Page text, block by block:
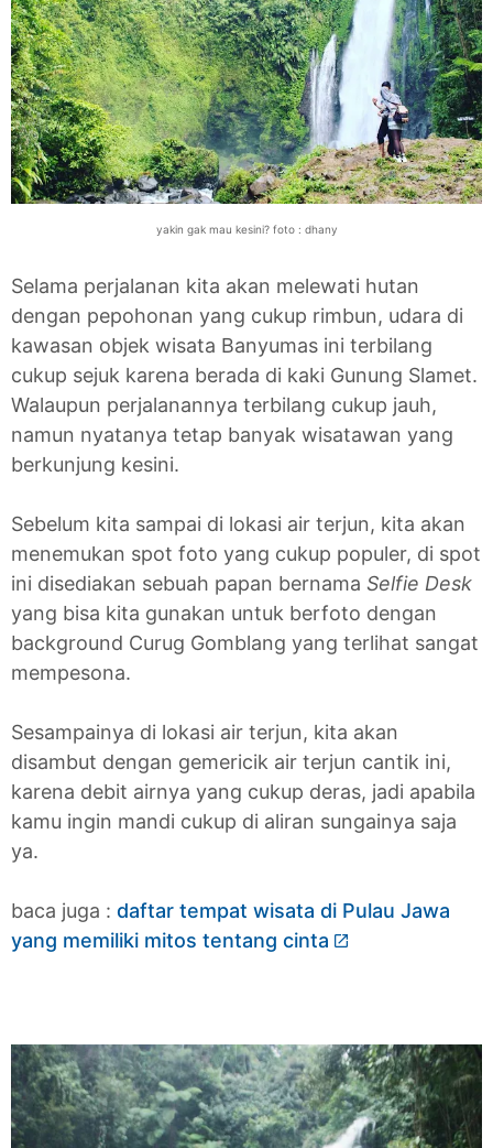
yakin gak mau kesini? foto : dhany
Selama perjalanan kita akan melewati hutan
dengan pepohonan yang cukup rimbun, udara di
kawasan objek wisata Banyumas ini terbilang
cukup sejuk karena berada di kaki Gunung Slamet.
Walaupun perjalanannya terbilang cukup jauh,
namun nyatanya tetap banyak wisatawan yang
berkunjung kesini.
Sebelum kita sampai di lokasi air terjun, kita akan
menemukan spot foto yang cukup populer, di spot
ini disediakan sebuah papan bernama Selfie Desk
yang bisa kita gunakan untuk berfoto dengan
background Curug Gomblang yang terlihat sangat
mempesona.
Sesampainya di lokasi air terjun, kita akan
disambut dengan gemericik air terjun cantik ini,
karena debit airnya yang cukup deras, jadi apabila
kamu ingin mandi cukup di aliran sungainya saja
ya.
baca juga : daftar tempat wisata di Pulau Jawa
yang memiliki mitos tentang cinta